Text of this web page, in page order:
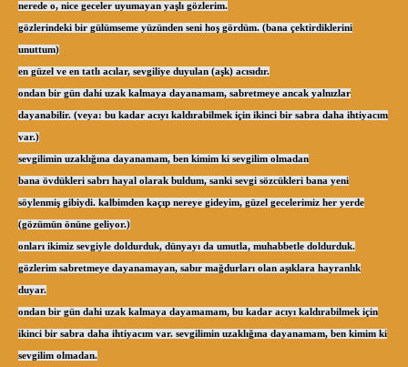
nerede o, nice geceler uyumayan yaşlı gözlerim.
gözlerindeki bir gülümseme yüzünden seni hoş gördüm. (bana çektirdiklerini
unuttum)
en güzel ve en tatlı acılar, sevgiliye duyulan (aşk) acısıdır.
ondan bir gün dahi uzak kalmaya dayanamam, sabretmeye ancak yalnızlar
dayanabilir. (veya: bu kadar acıyı kaldırabilmek için ikinci bir sabra daha ihtiyacım
var.)
sevgilimin uzaklığına dayanamam, ben kimim ki sevgilim olmadan
bana övdükleri sabrı hayal olarak buldum, sanki sevgi sözcükleri bana yeni
söylenmiş gibiydi. kalbimden kaçıp nereye gideyim, güzel gecelerimiz her yerde
(gözümün önüne geliyor.)
onları ikimiz sevgiyle doldurduk, dünyayı da umutla, muhabbetle doldurduk.
gözlerim sabretmeye dayanamayan, sabır mağdurları olan aşıklara hayranlık
duyar.
ondan bir gün dahi uzak kalmaya dayamamam, bu kadar acıyı kaldırabilmek için
ikinci bir sabra daha ihtiyacım var. sevgilimin uzaklığına dayanamam, ben kimim ki
sevgilim olmadan.